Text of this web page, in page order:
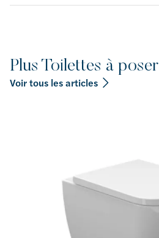
Plus Toilettes à poser
Voir tous les articles